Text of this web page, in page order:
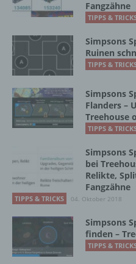
Fangzähne
TIPPS &
Simpsons
Ruinen
TIPPS &
Simpsons
Flanders –
Treehouse
TIPPS &
Simpsons
bei
Relikte,
Fangzähne
TIPPS & TRICKS 04. Oktober 2018
Simpsons
finden –
TIPPS &
j) Dritter
Dritter ist eine
Person, Behörde,
Stelle außer der
Verantwortlichen,
und den
unmittelbaren
k) Einwilligung
Einwilligung ist
Person freiwillig für
informierter Weise